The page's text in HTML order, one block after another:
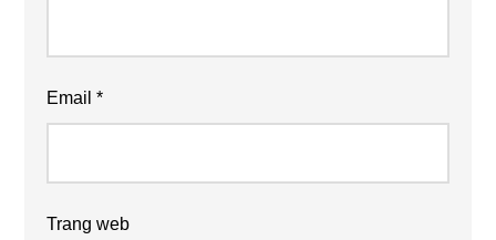
Email*
Trang web